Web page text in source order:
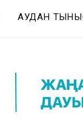
АУДАН